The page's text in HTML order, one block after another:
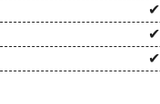
✔
✔
✔